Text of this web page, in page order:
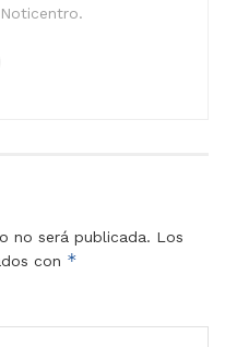
no será publicada. Los
con *